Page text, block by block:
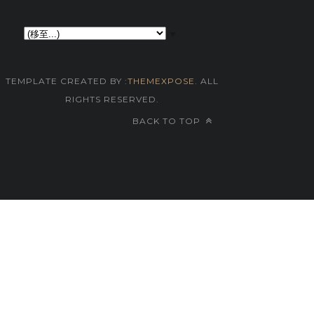
TEMPLATE CREATED BY :THEMEXPOSE . ALL
RIGHTS RESERVED.
BACK TO TOP